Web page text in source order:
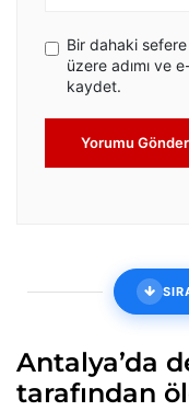
Bir dahaki sefere
üzere adımı ve
kaydet.
Yorumu Gönder
Antalya’da
tarafından